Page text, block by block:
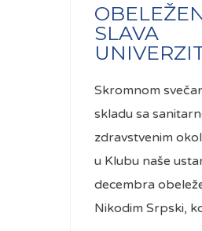
SLAVA
Skromnom
skladu sa
zdravstvenim
u Klubu naše
decembra
Nikodim Srpski,